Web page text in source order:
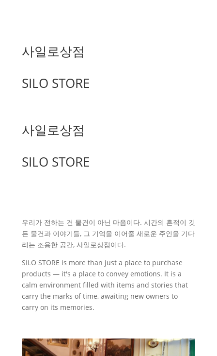
사일로상점
SILO STORE
사일로상점
SILO STORE
우리가 전하는 건 물건이 아닌 마음이다. 시간의 흔적이 깃
든 물건과 이야기들, 그 기억을 이어줄 새로운 주인을 기다
리는 조용한 공간, 사일로상점이다.
SILO STORE is more than just a place to purchase
products — it's a place to convey emotions. It is a
calm environment filled with items and stories that
carry the marks of time, awaiting new owners to
carry on its memories.